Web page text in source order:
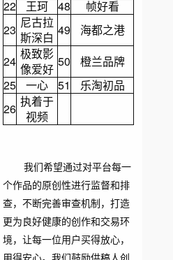
22
王珂 48
帧好看
23 尼古拉
斯深白 49
海都之港
24 极致影
像爱好 50
橙兰品牌
25
一心 51
乐淘初品
26 执着于
视频
我们希望通过对平台每一
个作品的原创性进行监督和排
查，不断完善审查机制，打造
更为良好健康的创作和交易环
境，让每一位用户买得放心，
用得安心。我们鼓励供稿人创